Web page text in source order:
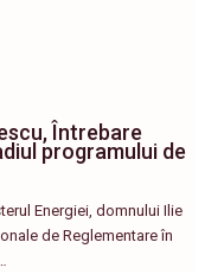
Întrebare
programului de
Energiei, domnului Ilie
de Reglementare în